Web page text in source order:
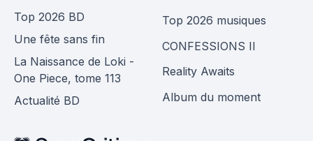
Top 2026 BD
Une fête sans fin
La Naissance de Loki -
One Piece, tome 113
Actualité BD
Top 2026 musiques
CONFESSIONS II
Reality Awaits
Album du moment